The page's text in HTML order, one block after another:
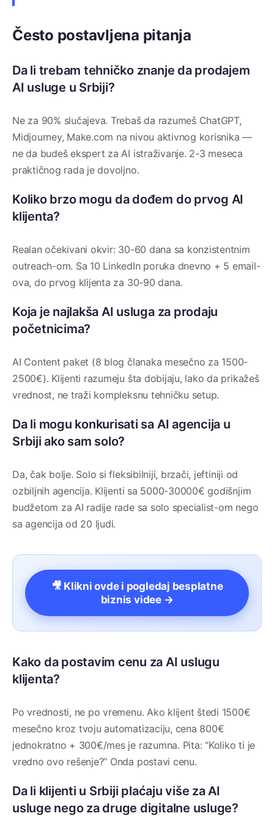
Često postavljena pitanja
Da li trebam tehničko znanje da prodajem
AI usluge u Srbiji?
Ne za 90% slučajeva. Trebaš da razumeš ChatGPT,
Midjourney, Make.com na nivou aktivnog korisnika —
ne da budeš ekspert za AI istraživanje. 2-3 meseca
praktičnog rada je dovoljno.
Koliko brzo mogu da dođem do prvog AI
klijenta?
Realan očekivani okvir: 30-60 dana sa konzistentnim
outreach-om. Sa 10 LinkedIn poruka dnevno + 5 email-
ova, do prvog klijenta za 30-90 dana.
Koja je najlakša AI usluga za prodaju
početnicima?
AI Content paket (8 blog članaka mesečno za 1500-
2500€). Klijenti razumeju šta dobijaju, lako da prikažeš
vrednost, ne traži kompleksnu tehničku setup.
Da li mogu konkurisati sa AI agencija u
Srbiji ako sam solo?
Da, čak bolje. Solo si fleksibilniji, brzači, jeftiniji od
ozbiljnih agencija. Klijenti sa 5000-30000€ godišnjim
budžetom za AI radije rade sa solo specialist-om nego
sa agencija od 20 ljudi.
🎥 Klikni ovde i pogledaj besplatne
biznis videe →
Kako da postavim cenu za AI uslugu
klijenta?
Po vrednosti, ne po vremenu. Ako klijent štedi 1500€
mesečno kroz tvoju automatizaciju, cena 800€
jednokratno + 300€/mes je razumna. Pita: “Koliko ti je
vredno ovo rešenje?” Onda postavi cenu.
Da li klijenti u Srbiji plaćaju više za AI
usluge nego za druge digitalne usluge?